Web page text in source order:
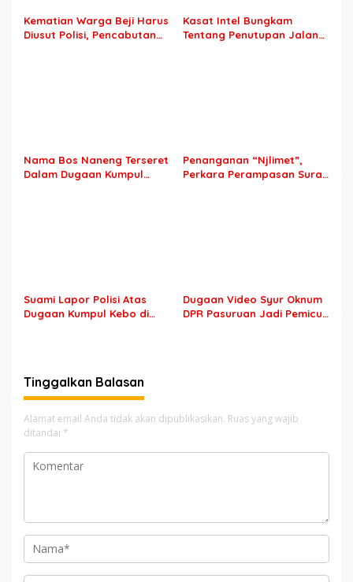
Kematian Warga Beji Harus
Diusut Polisi, Pencabutan
Kasat Intel Bungkam
Tentang Penutupan Jalan
Nama Bos Naneng Terseret
Dalam Dugaan Kumpul
Penanganan “Njlimet”,
Perkara Perampasan Surat
Suami Lapor Polisi Atas
Dugaan Kumpul Kebo di
Dugaan Video Syur Oknum
DPR Pasuruan Jadi Pemicu
Tinggalkan Balasan
Alamat email Anda tidak akan dipublikasikan. Ruas yang wajib
ditandai *